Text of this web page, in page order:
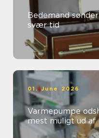
Bedemand sønderborg lokal
svær tid
01. June 2026
Varmepumpe odsherred
mest muligt ud af